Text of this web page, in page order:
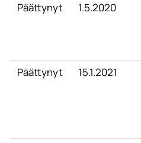
Päättynyt 1.5.2020
Päättynyt
15.1.2021